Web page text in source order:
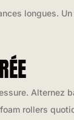
longues. Un
Alternez
rollers